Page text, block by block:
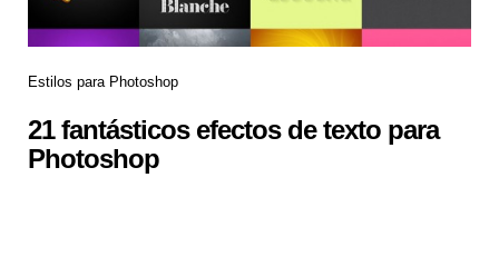
Estilos para Photoshop
21 fantásticos efectos de texto para
Photoshop